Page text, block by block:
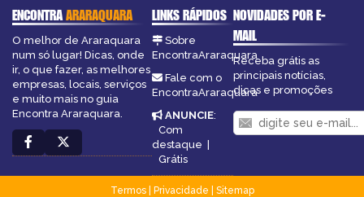
ENCONTRAARARAQUARA
O melhor de Araraquara
num só lugar! Dicas, onde
ir, o que fazer, as melhores
empresas, locais, serviços
e muito mais no guia
Encontra Araraquara.
LINKS RÁPIDOS
Sobre
EncontraAraraquara
Fale com o
EncontraAraraquara
ANUNCIE:
Com
destaque |
Grátis
NOVIDADES POR E-
MAIL
Receba grátis as
principais notícias,
dicas e promoções
Termos| Privacidade
Sitemap